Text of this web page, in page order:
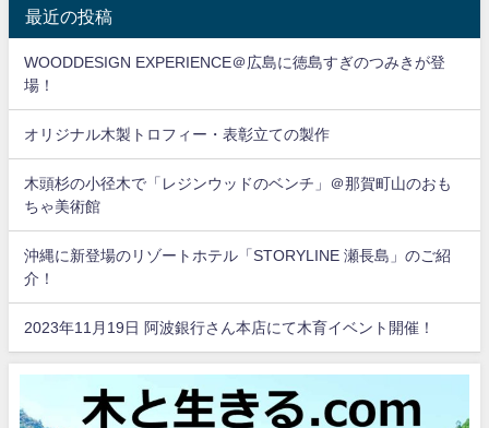
最近の投稿
WOODDESIGN EXPERIENCE＠広島に徳島すぎのつみきが登
場！
オリジナル木製トロフィー・表彰立ての製作
木頭杉の小径木で「レジンウッドのベンチ」＠那賀町山のおも
ちゃ美術館
沖縄に新登場のリゾートホテル「STORYLINE 瀬長島」のご紹
介！
2023年11月19日 阿波銀行さん本店にて木育イベント開催！